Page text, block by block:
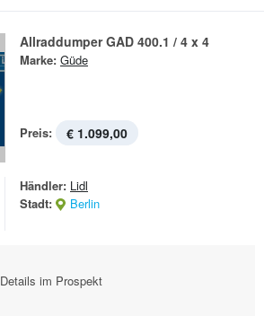
Allraddumper GAD 400.1 / 4 x 4
Marke: Güde
Preis: € 1.099,00
Händler: Lidl
Stadt:
Berlin
Details im Prospekt